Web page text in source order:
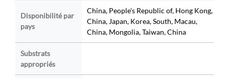
Disponibilité par
pays
China, People's Republic of, Hong Kong,
China, Japan, Korea, South, Macau,
China, Mongolia, Taiwan, China
Substrats
appropriés